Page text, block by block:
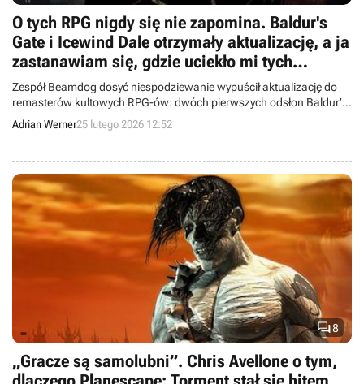
O tych RPG nigdy się nie zapomina. Baldur's
Gate i Icewind Dale otrzymały aktualizację, a ja
zastanawiam się, gdzie uciekło mi tych
kilkanaście lat
Zespół Beamdog dosyć niespodziewanie wypuścił aktualizację do
remasterów kultowych RPG-ów: dwóch pierwszych odsłon Baldur’s
Gate oraz Icewind Dale.
Adrian Werner25 lutego 2026 12:52
8
„Gracze są samolubni”. Chris Avellone o tym,